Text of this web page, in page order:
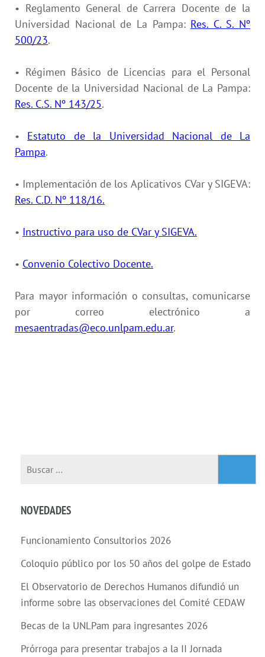
• Reglamento General de Carrera Docente de la
Universidad Nacional de La Pampa: Res. C. S. Nº
500/23.
• Régimen Básico de Licencias para el Personal
Docente de la Universidad Nacional de La Pampa:
Res. C.S. Nº 143/25.
• Estatuto de la Universidad Nacional de La
Pampa.
• Implementación de los Aplicativos CVar y SIGEVA:
Res. C.D. Nº 118/16.
• Instructivo para uso de CVar y SIGEVA.
• Convenio Colectivo Docente.
Para mayor información o consultas, comunicarse
por correo electrónico a
mesaentradas@eco.unlpam.edu.ar.
NOVEDADES
Funcionamiento Consultorios 2026
Coloquio público por los 50 años del golpe de Estado
El Observatorio de Derechos Humanos difundió un
informe sobre las observaciones del Comité CEDAW
Becas de la UNLPam para ingresantes 2026
Prórroga para presentar trabajos a la II Jornada